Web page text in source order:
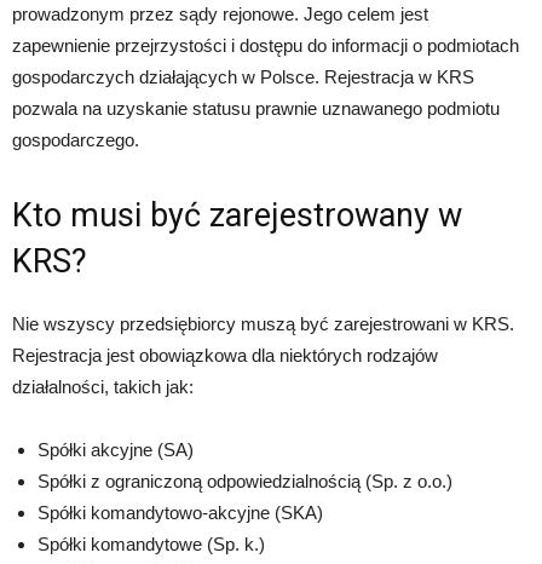
prowadzonym przez sądy rejonowe. Jego celem jest
zapewnienie przejrzystości i dostępu do informacji o podmiotach
gospodarczych działających w Polsce. Rejestracja w KRS
pozwala na uzyskanie statusu prawnie uznawanego podmiotu
gospodarczego.
Kto musi być zarejestrowany w
KRS?
Nie wszyscy przedsiębiorcy muszą być zarejestrowani w KRS.
Rejestracja jest obowiązkowa dla niektórych rodzajów
działalności, takich jak:
Spółki akcyjne (SA)
Spółki z ograniczoną odpowiedzialnością (Sp. z o.o.)
Spółki komandytowo-akcyjne (SKA)
Spółki komandytowe (Sp. k.)